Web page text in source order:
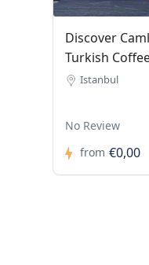
Discover
Turkish
Istanbul
No Review
from €0,00